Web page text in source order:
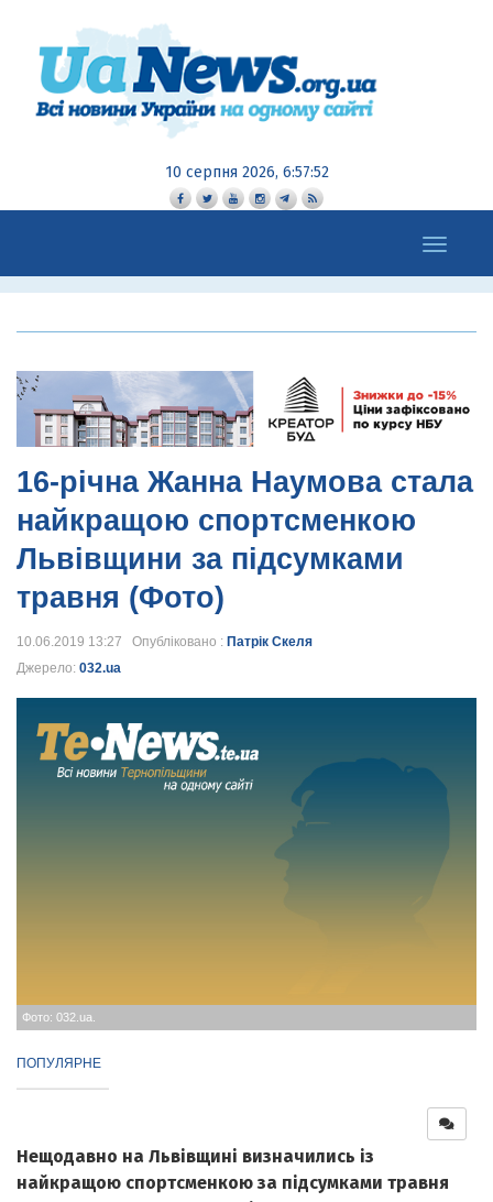
10 серпня 2026, 6:57:54
Toggle
navigation
16-річна Жанна Наумова стала
найкращою спортсменкою
Львівщини за підсумками
травня (Фото)
10.06.2019 13:27 Опубліковано : Патрік Скеля
Джерело: 032.ua
Фото: 032.ua.
ПОПУЛЯРНЕ
Нещодавно на Львівщині визначились із
найкращою спортсменкою за підсумками травня